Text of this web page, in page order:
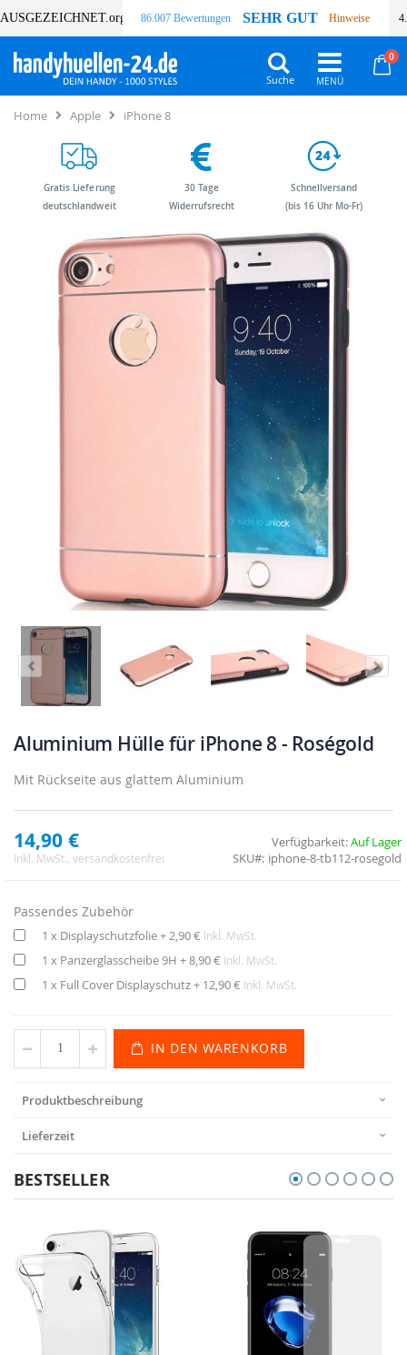
AUSGEZEICHNET.org 86.007 Bewertungen SEHR GUT Hinweise
0
Suche
Home Apple iPhone 8
Bildergalerie
Bildergalerie
Aluminium Hülle für iPhone 8 - Roségold
Mit Rückseite aus glattem Aluminium
14,90 €
Inkl. MwSt. , versandkostenfrei
Verfügbarkeit:Auf Lager
SKU
iphone-8-tb112-rosegold
Passendes Zubehör
1 x Displayschutzfolie+ 2,90 € Inkl. MwSt.
1 x Panzerglasscheibe 9H +8,90 € Inkl. MwSt.
1 x Full Cover Displayschutz+ 12,90 € Inkl. MwSt.
IN DEN WARENKORB
Produktbeschreibung
Lieferzeit
BESTSELLER
Gratis Lieferung
deutschlandweit
30 Tage
Widerrufsrecht
Schnellversand
(bis 16 Uhr Mo-Fr)